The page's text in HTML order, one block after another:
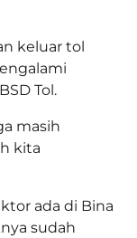
keluar tol
Tol.
masih
kita
ada di Bina
sudah